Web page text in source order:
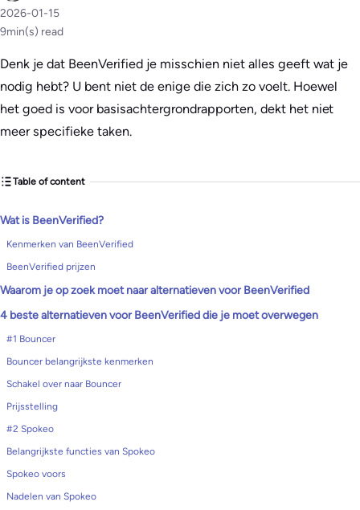
2026-01-15
9min(s) read
Denk je dat BeenVerified je misschien niet alles geeft wat je
nodig hebt? U bent niet de enige die zich zo voelt. Hoewel
het goed is voor basisachtergrondrapporten, dekt het niet
meer specifieke taken.
Table of content
Wat is BeenVerified?
Kenmerken van BeenVerified
BeenVerified prijzen
Waarom je op zoek moet naar alternatieven voor BeenVerified
4 beste alternatieven voor BeenVerified die je moet overwegen
#1 Bouncer
Bouncer belangrijkste kenmerken
Schakel over naar Bouncer
Prijsstelling
#2 Spokeo
Belangrijkste functies van Spokeo
Spokeo voors
Nadelen van Spokeo